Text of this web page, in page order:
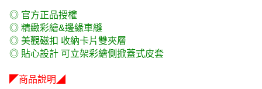
◎ 官方正品授權
◎ 精緻彩繪&邊緣車縫
◎ 美觀磁扣 收納卡片雙夾層
◎ 貼心設計 可立架彩繪側掀蓋式皮套
◤商品說明◢